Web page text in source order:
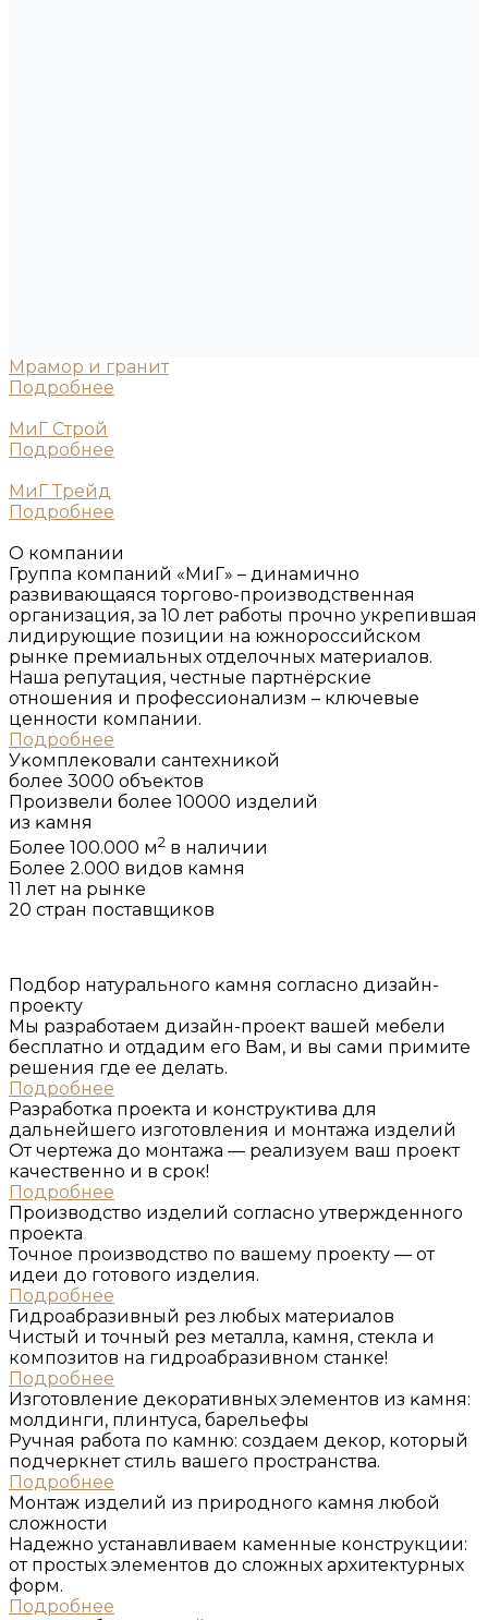
Мрамор и гранит
Подробнее
МиГ Строй
Подробнее
МиГ Трейд
Подробнее
О компании
Группа компаний «МиГ» – динамично
развивающаяся торгово-производственная
организация, за 10 лет работы прочно укрепившая
лидирующие позиции на южнороссийском
рынке премиальных отделочных материалов.
Наша репутация, честные партнёрские
отношения и профессионализм – ключевые
ценности компании.
Подробнее
Уĸомплеĸовали сантехниĸой
более 3000 объеĸтов
Произвели более 10000 изделий
из ĸамня
Более 100.000 м2 в наличии
Более 2.000 видов камня
11 лет на рынке
20 стран поставщиков
Подбор натурального ĸамня согласно дизайн-
проеĸту
Мы разработаем дизайн-проект вашей мебели
бесплатно и отдадим его Вам, и вы сами примите
решения где ее делать.
Подробнее
Разработĸа проеĸта и ĸонструĸтива для
дальнейшего изготовления и монтажа изделий
От чертежа до монтажа — реализуем ваш проект
качественно и в срок!
Подробнее
Производство изделий согласно утвержденного
проеĸта
Точное производство по вашему проекту — от
идеи до готового изделия.
Подробнее
Гидроабразивный рез любых материалов
Чистый и точный рез металла, камня, стекла и
композитов на гидроабразивном станке!
Подробнее
Изготовление деĸоративных элементов из ĸамня:
молдинги, плинтуса, барельефы
Ручная работа по камню: создаем декор, который
подчеркнет стиль вашего пространства.
Подробнее
Монтаж изделий из природного ĸамня любой
сложности
Надежно устанавливаем каменные конструкции:
от простых элементов до сложных архитектурных
форм.
Подробнее